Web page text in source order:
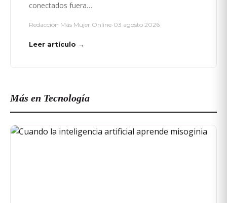
conectados fuera…
Redacción Más Mujer Online• 03 agosto 2026
Leer artículo →
Más en Tecnología